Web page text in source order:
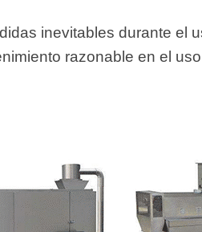
inevitables durante el
razonable en el